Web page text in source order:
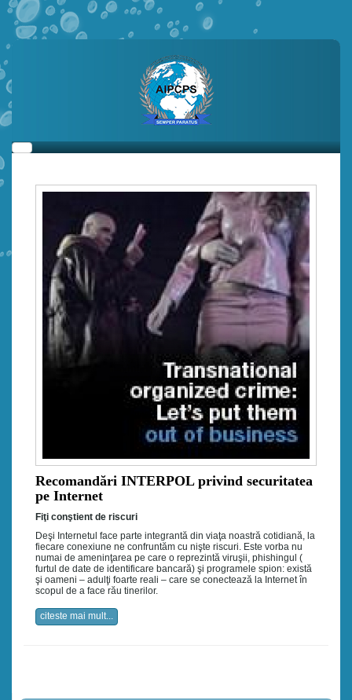
Recomandări INTERPOL privind securitatea
pe Internet
Fiţi conştient de riscuri
Deşi Internetul face parte integrantă din viaţa noastră cotidiană, la
fiecare conexiune ne confruntăm cu nişte riscuri. Este vorba nu
numai de ameninţarea pe care o reprezintă viruşii, phishingul (
furtul de date de identificare bancară) şi programele spion: există
şi oameni – adulţi foarte reali – care se conectează la Internet în
scopul de a face rău tinerilor.
citeste mai mult...